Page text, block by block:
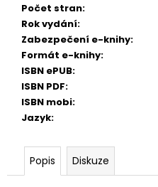
Počet stran:
Rok vydání:
Zabezpečení e-knihy:
Formát e-knihy:
ISBN ePUB:
ISBN PDF:
ISBN mobi:
Jazyk:
Popis Diskuze